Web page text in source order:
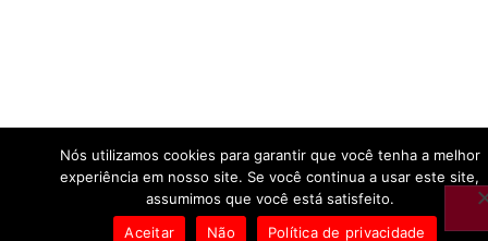
Nós utilizamos cookies para garantir que você tenha a melhor
experiência em nosso site. Se você continua a usar este site,
assumimos que você está satisfeito.
Aceitar
Não Política de privacidade